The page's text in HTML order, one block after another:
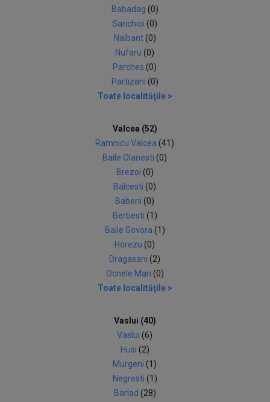
Babadag (0)
Sarichioi (0)
Nalbant (0)
Nufaru (0)
Parches (0)
Partizani (0)
Toate localităţile >
Valcea (52)
Ramnicu Valcea (41)
Baile Olanesti (0)
Brezoi (0)
Balcesti (0)
Babeni (0)
Berbesti (1)
Baile Govora (1)
Horezu (0)
Dragasani (2)
Ocnele Mari (0)
Toate localităţile >
Vaslui (40)
Vaslui (6)
Husi (2)
Murgeni (1)
Negresti (1)
Barlad (28)